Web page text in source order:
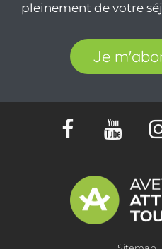
pleinement de votre
Je